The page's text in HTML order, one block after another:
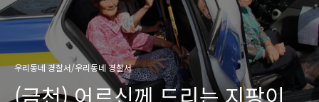
우리동네 경찰서/우리동네 경찰서
(금천) 어르신께 드리는 지팡이